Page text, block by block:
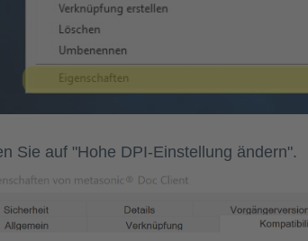
Sie auf "Hohe DPI-Einstellung ändern".